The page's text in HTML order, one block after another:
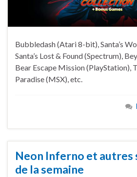
Bubbledash (Atari 8-bit), Santa’s
Santa’s Lost & Found (Spectrum),
Bear Escape Mission (PlayStation),
Paradise (MSX), etc.
Neon Inferno et
de la semaine